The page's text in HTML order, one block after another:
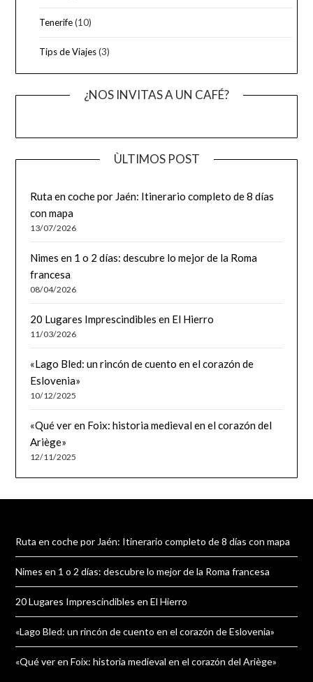
Tenerife(10)
Tips de Viajes(3)
¿NOS INVITAS A UN CAFÉ?
ÙLTIMOS POST
Ruta en coche por Jaén: Itinerario completo de 8 días
con mapa
13/07/2026
Nimes en 1 o 2 días: descubre lo mejor de la Roma
francesa
08/04/2026
20 Lugares Imprescindibles en El Hierro
11/03/2026
«Lago Bled: un rincón de cuento en el corazón de
Eslovenia»
10/12/2025
«Qué ver en Foix: historia medieval en el corazón del
Ariège»
12/11/2025
Ruta en coche por Jaén: Itinerario completo de 8 días con mapa
Nimes en 1 o 2 días: descubre lo mejor de la Roma francesa
20 Lugares Imprescindibles en El Hierro
«Lago Bled: un rincón de cuento en el corazón de Eslovenia»
«Qué ver en Foix: historia medieval en el corazón del Ariège»